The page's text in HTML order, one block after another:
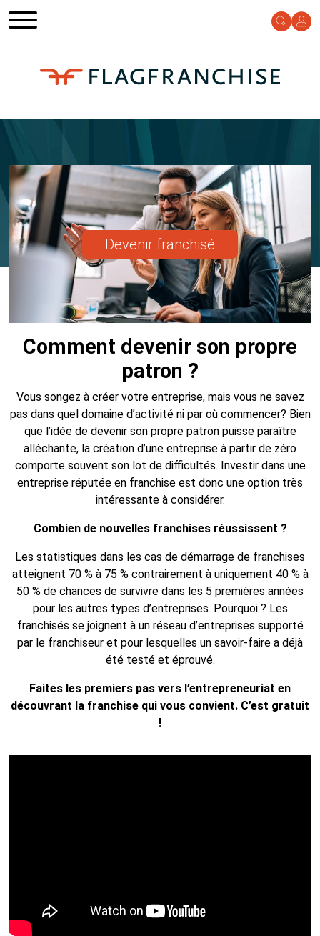
Devenir franchisé
Comment devenir son propre
patron ?
Vous songez à créer votre entreprise, mais vous ne savez
pas dans quel domaine d’activité ni par où commencer? Bien
que l’idée de devenir son propre patron puisse paraître
alléchante, la création d’une entreprise à partir de zéro
comporte souvent son lot de difficultés. Investir dans une
entreprise réputée en franchise est donc une option très
intéressante à considérer.
Combien de nouvelles franchises réussissent ?
Les statistiques dans les cas de démarrage de franchises
atteignent 70 % à 75 % contrairement à uniquement 40 % à
50 % de chances de survivre dans les 5 premières années
pour les autres types d’entreprises. Pourquoi ? Les
franchisés se joignent à un réseau d’entreprises supporté
par le franchiseur et pour lesquelles un savoir-faire a déjà
été testé et éprouvé.
Faites les premiers pas vers l’entrepreneuriat en
découvrant la franchise qui vous convient. C’est gratuit
!